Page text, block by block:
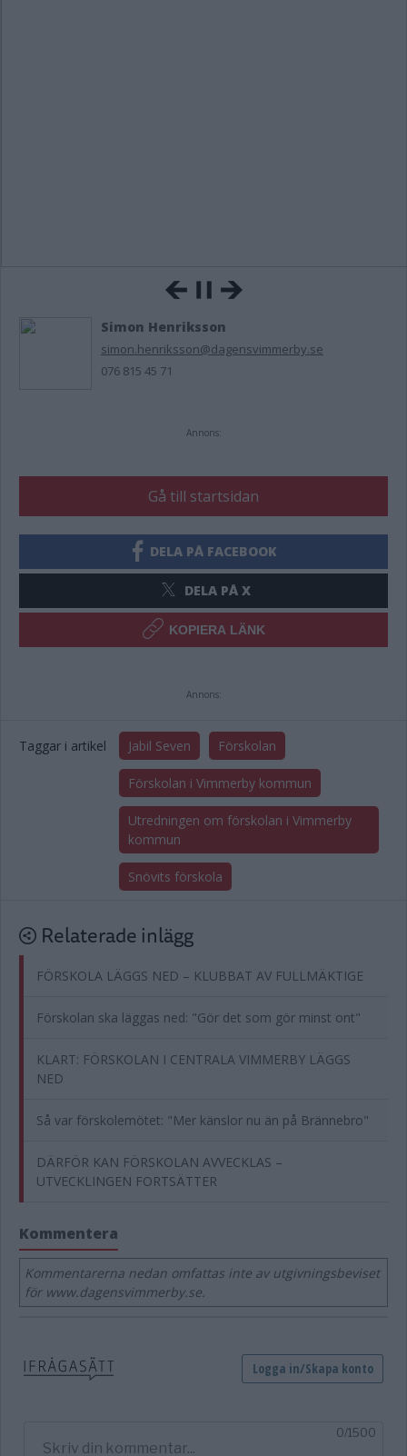
Simon Henriksson
simon.henriksson@dagensvimmerby.se
076 815 45 71
Annons:
Gå till startsidan
DELA PÅ FACEBOOK
DELA PÅ X
KOPIERA LÄNK
Annons:
Taggar i artikel Jabil Seven Förskolan
Förskolan i Vimmerby kommun
Utredningen om förskolan i Vimmerby
kommun
Snövits förskola
Relaterade inlägg
FÖRSKOLA LÄGGS NED – KLUBBAT AV FULLMÄKTIGE
Förskolan ska läggas ned: "Gör det som gör minst ont"
KLART: FÖRSKOLAN I CENTRALA VIMMERBY LÄGGS
NED
Så var förskolemötet: "Mer känslor nu än på Brännebro"
DÄRFÖR KAN FÖRSKOLAN AVVECKLAS –
UTVECKLINGEN FORTSÄTTER
Kommentera
Kommentarerna nedan omfattas inte av utgivningsbeviset
för www.dagensvimmerby.se.